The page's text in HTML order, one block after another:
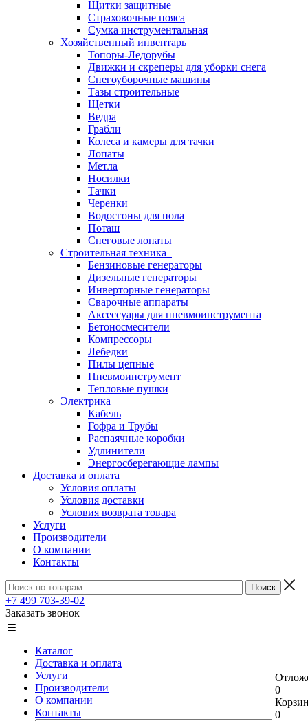
Щитки защитные
Страховочные пояса
Сумка инструментальная
Хозяйственный инвентарь
Топоры-Ледорубы
Движки и скреперы для уборки снега
Снегоуборочные машины
Тазы строительные
Щетки
Ведра
Грабли
Колеса и камеры для тачки
Лопаты
Метла
Носилки
Тачки
Черенки
Водосгоны для пола
Поташ
Снеговые лопаты
Строительная техника
Бензиновые генераторы
Дизельные генераторы
Инверторные генераторы
Сварочные аппараты
Аксессуары для пневмоинструмента
Бетоносмесители
Компрессоры
Лебедки
Пилы цепные
Пневмоинструмент
Тепловые пушки
Электрика
Кабель
Гофра и Трубы
Распаячные коробки
Удлинители
Энергосберегающие лампы
Доставка и оплата
Условия оплаты
Условия доставки
Условия возврата товара
Услуги
Производители
О компании
Контакты
+7 499 703-39-02
Заказать звонок
Каталог
Доставка и оплата
Услуги
Производители
О компании
Контакты
0
0